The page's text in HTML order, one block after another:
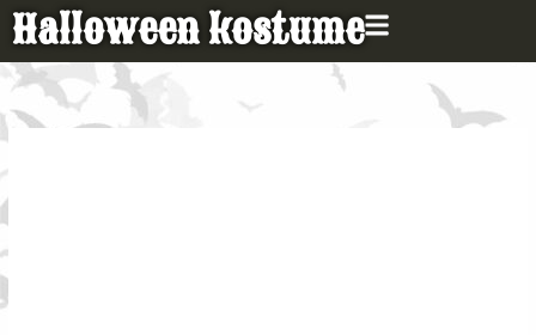
Gå
indholdet
Halloween kostume